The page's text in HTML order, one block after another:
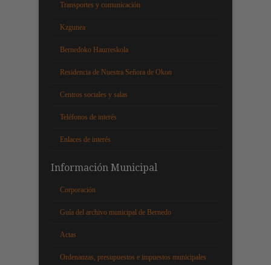
Transportes y comunicación
Kzgunea
Bernedoko Haurreskola
Residencia de Nuestra Señora de Okon
Centros sociales y salas
Teléfonos de interés
Enlaces de interés
Información Municipal
Corporación
Guía del archivo municipal de Bernedo
Actas
Ordenanzas, presupuestos e impuestos municipales